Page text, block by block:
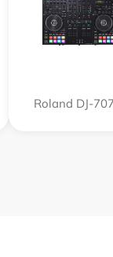
Roland DJ-